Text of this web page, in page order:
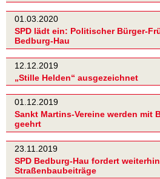
01.03.2020
SPD lädt ein: Politischer Bürger-
Bedburg-Hau
12.12.2019
„Stille Helden“ ausgezeichnet
01.12.2019
Sankt Martins-Vereine werden mit
geehrt
23.11.2019
SPD Bedburg-Hau fordert
Straßenbaubeiträge